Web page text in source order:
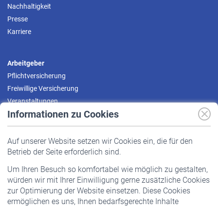
Informationen zu Cookies
Auf unserer Website setzen wir Cookies ein, die für den
Betrieb der Seite erforderlich sind.
Um Ihren Besuch so komfortabel wie möglich zu gestalten,
würden wir mit Ihrer Einwilligung gerne zusätzliche Cookies
zur Optimierung der Website einsetzen. Diese Cookies
ermöglichen es uns, Ihnen bedarfsgerechte Inhalte
Nachhaltigkeit
Presse
Karriere
Arbeitgeber
Pflichtversicherung
Freiwillige Versicherung
Veranstaltungen
Pflichtversicherung
Staatliche Förderung
Veranstaltungen